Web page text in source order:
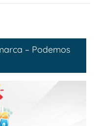
– Podemos